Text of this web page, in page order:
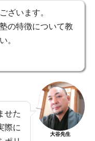
ざいます。
の特徴について教
。
せた
際に
大谷先生